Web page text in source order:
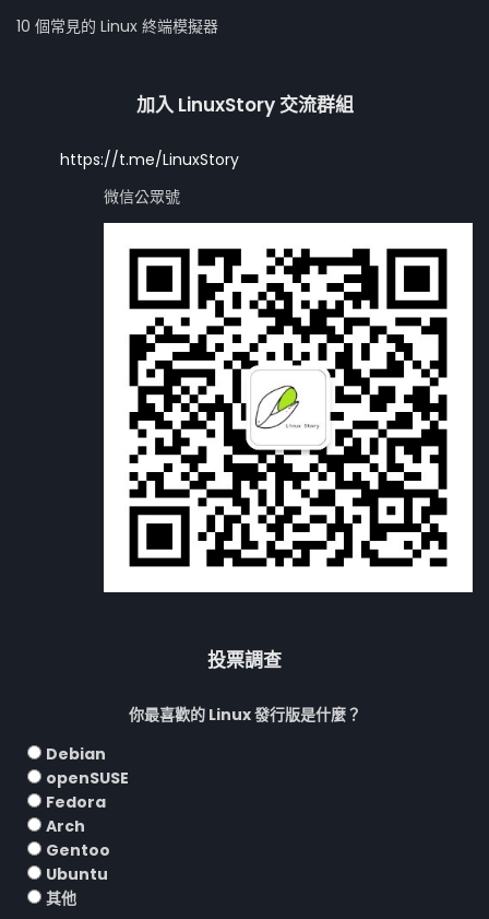
10 個常見的 Linux 終端模擬器
加入 LinuxStory 交流群組
https://t.me/LinuxStory
微信公眾號
投票調查
你最喜歡的 Linux 發行版是什麼？
Debian
openSUSE
Fedora
Arch
Gentoo
Ubuntu
其他